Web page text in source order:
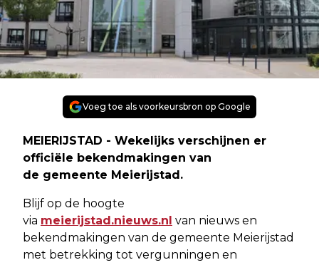
Voeg toe als voorkeursbron op Google
MEIERIJSTAD - Wekelijks verschijnen er
officiële bekendmakingen van
de gemeente Meierijstad.
Blijf op de hoogte
via meierijstad.nieuws.nl van nieuws en
bekendmakingen van de gemeente Meierijstad
met betrekking tot vergunningen en